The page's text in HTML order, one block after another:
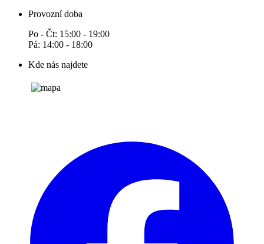
Provozní doba
Po - Čt: 15:00 - 19:00
Pá: 14:00 - 18:00
Kde nás najdete